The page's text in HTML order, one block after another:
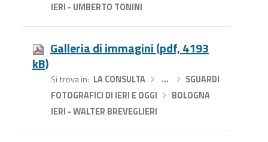
IERI - UMBERTO TONINI
Galleria di immagini (pdf, 4193
kB)
Si trova in LA CONSULTA› …
SGUARDI
FOTOGRAFICI DI IERI E OGGI
BOLOGNA
IERI - WALTER BREVEGLIERI